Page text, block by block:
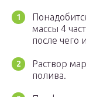
массы 4
после чего
Раствор
полива.